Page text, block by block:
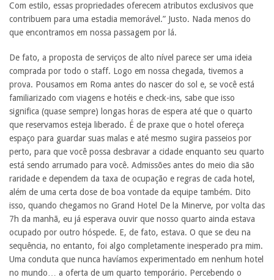
Com estilo, essas propriedades oferecem atributos exclusivos que
contribuem para uma estadia memorável.” Justo. Nada menos do
que encontramos em nossa passagem por lá.
De fato, a proposta de serviços de alto nível parece ser uma ideia
comprada por todo o staff. Logo em nossa chegada, tivemos a
prova. Pousamos em Roma antes do nascer do sol e, se você está
familiarizado com viagens e hotéis e check-ins, sabe que isso
significa (quase sempre) longas horas de espera até que o quarto
que reservamos esteja liberado. É de praxe que o hotel ofereça
espaço para guardar suas malas e até mesmo sugira passeios por
perto, para que você possa desbravar a cidade enquanto seu quarto
está sendo arrumado para você. Admissões antes do meio dia são
raridade e dependem da taxa de ocupação e regras de cada hotel,
além de uma certa dose de boa vontade da equipe também. Dito
isso, quando chegamos no Grand Hotel De la Minerve, por volta das
7h da manhã, eu já esperava ouvir que nosso quarto ainda estava
ocupado por outro hóspede. E, de fato, estava. O que se deu na
sequência, no entanto, foi algo completamente inesperado pra mim.
Uma conduta que nunca havíamos experimentado em nenhum hotel
no mundo… a oferta de um quarto temporário. Percebendo o